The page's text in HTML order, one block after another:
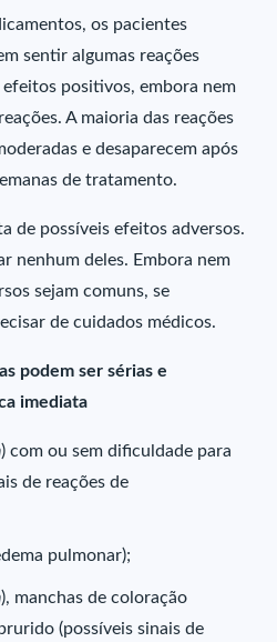
os pacientes
sentir algumas reações
positivos, embora nem
A maioria das reações
e desaparecem após
de tratamento.
de possíveis efeitos adversos.
nenhum deles. Embora nem
sejam comuns, se
de cuidados médicos.
podem ser sérias e
imediata
) com ou sem dificuldade para
de reações de
pulmonar);
), manchas de coloração
(possíveis sinais de